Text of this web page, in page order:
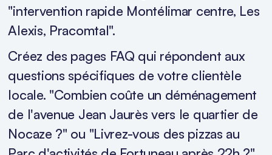
"intervention rapide Montélimar centre, Les
Alexis, Pracomtal".
Créez des pages FAQ qui répondent aux
questions spécifiques de votre clientèle
locale. "Combien coûte un déménagement
de l'avenue Jean Jaurès vers le quartier de
Nocaze ?" ou "Livrez-vous des pizzas au